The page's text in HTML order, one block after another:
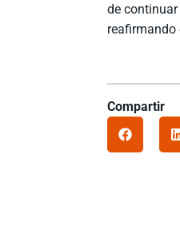
de
reafirmando
Compartir